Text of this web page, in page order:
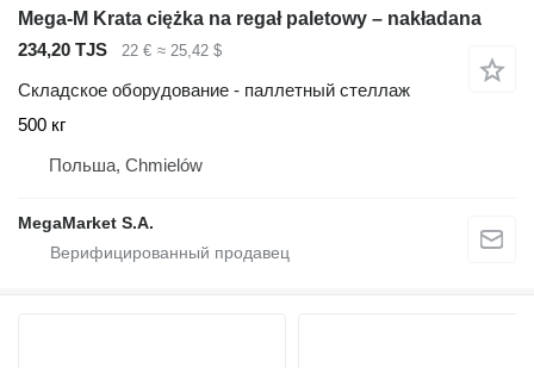
Mega-M Krata ciężka na regał paletowy – nakładana
234,20 TJS
22 € ≈ 25,42 $
Складское оборудование - паллетный стеллаж
500 кг
Польша, Chmielów
MegaMarket S.A.